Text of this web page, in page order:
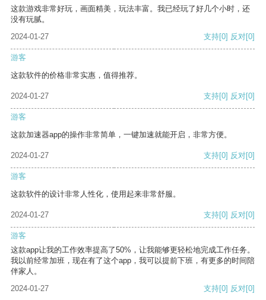
这款游戏非常好玩，画面精美，玩法丰富。我已经玩了好几个小时，还
没有玩腻。
2024-01-27
支持[0] 反对[0]
游客
这款软件的价格非常实惠，值得推荐。
2024-01-27 支持[0] 反对[0]
游客
这款加速器app的操作非常简单，一键加速就能开启，非常方便。
2024-01-27 支持[0] 反对[0]
游客
这款软件的设计非常人性化，使用起来非常舒服。
2024-01-27 支持[0] 反对[0]
游客
这款app让我的工作效率提高了50%，让我能够更轻松地完成工作任务。
我以前经常加班，现在有了这个app，我可以提前下班，有更多的时间陪
伴家人。
2024-01-27
支持[0] 反对[0]